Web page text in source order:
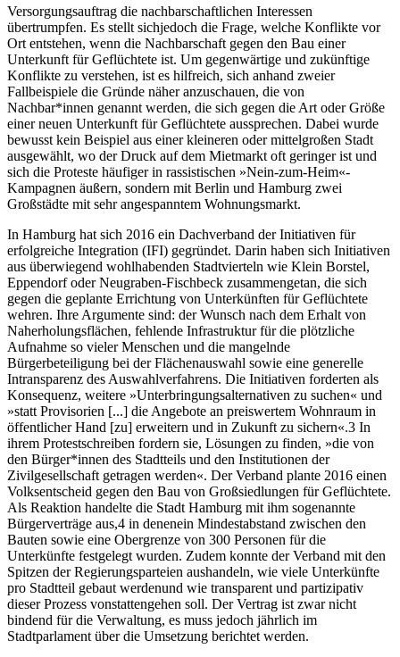
Versorgungsauftrag die nachbarschaftlichen Interessen
übertrumpfen. Es stellt sichjedoch die Frage, welche Konflikte vor
Ort entstehen, wenn die Nachbarschaft gegen den Bau einer
Unterkunft für Geflüchtete ist. Um gegenwärtige und zukünftige
Konflikte zu verstehen, ist es hilfreich, sich anhand zweier
Fallbeispiele die Gründe näher anzuschauen, die von
Nachbar*innen genannt werden, die sich gegen die Art oder Größe
einer neuen Unterkunft für Geflüchtete aussprechen. Dabei wurde
bewusst kein Beispiel aus einer kleineren oder mittelgroßen Stadt
ausgewählt, wo der Druck auf dem Mietmarkt oft geringer ist und
sich die Proteste häufiger in rassistischen »Nein-zum-Heim«-
Kampagnen äußern, sondern mit Berlin und Hamburg zwei
Großstädte mit sehr angespanntem Wohnungsmarkt.
In Hamburg hat sich 2016 ein Dachverband der Initiativen für
erfolgreiche Integration (IFI) gegründet. Darin haben sich Initiativen
aus überwiegend wohlhabenden Stadtvierteln wie Klein Borstel,
Eppendorf oder Neugraben-Fischbeck zusammengetan, die sich
gegen die geplante Errichtung von Unterkünften für Geflüchtete
wehren. Ihre Argumente sind: der Wunsch nach dem Erhalt von
Naherholungsflächen, fehlende Infrastruktur für die plötzliche
Aufnahme so vieler Menschen und die mangelnde
Bürgerbeteiligung bei der Flächenauswahl sowie eine generelle
Intransparenz des Auswahlverfahrens. Die Initiativen forderten als
Konsequenz, weitere »Unterbringungsalternativen zu suchen« und
»statt Provisorien [...] die Angebote an preiswertem Wohnraum in
öffentlicher Hand [zu] erweitern und in Zukunft zu sichern«.3 In
ihrem Protestschreiben fordern sie, Lösungen zu finden, »die von
den Bürger*innen des Stadtteils und den Institutionen der
Zivilgesellschaft getragen werden«. Der Verband plante 2016 einen
Volksentscheid gegen den Bau von Großsiedlungen für Geflüchtete.
Als Reaktion handelte die Stadt Hamburg mit ihm sogenannte
Bürgerverträge aus,4 in denenein Mindestabstand zwischen den
Bauten sowie eine Obergrenze von 300 Personen für die
Unterkünfte festgelegt wurden. Zudem konnte der Verband mit den
Spitzen der Regierungsparteien aushandeln, wie viele Unterkünfte
pro Stadtteil gebaut werdenund wie transparent und partizipativ
dieser Prozess vonstattengehen soll. Der Vertrag ist zwar nicht
bindend für die Verwaltung, es muss jedoch jährlich im
Stadtparlament über die Umsetzung berichtet werden.